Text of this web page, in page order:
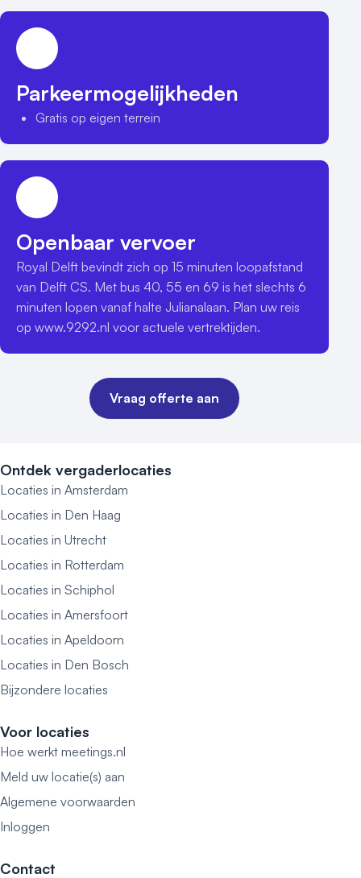
museumzaal, waar het Delfts Blauwe tegeltableau van
de wereldberoemde Nachtwacht te zien is, te huur en
kunt u hier borrelen of dineren.
Parkeermogelijkheden
Gratis op eigen terrein
Openbaar vervoer
Royal Delft bevindt zich op 15 minuten loopafstand
van Delft CS. Met bus 40, 55 en 69 is het slechts 6
minuten lopen vanaf halte Julianalaan. Plan uw reis
op www.9292.nl voor actuele vertrektijden.
Vraag offerte aan
Ontdek vergaderlocaties
Locaties in Amsterdam
Locaties in Den Haag
Locaties in Utrecht
Locaties in Rotterdam
Locaties in Schiphol
Locaties in Amersfoort
Locaties in Apeldoorn
Locaties in Den Bosch
Bijzondere locaties
Voor locaties
Hoe werkt meetings.nl
Meld uw locatie(s) aan
Algemene voorwaarden
Inloggen
Contact